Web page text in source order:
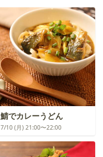
鯖でカレーうどん
7/10 (月) 21:00〜22:00